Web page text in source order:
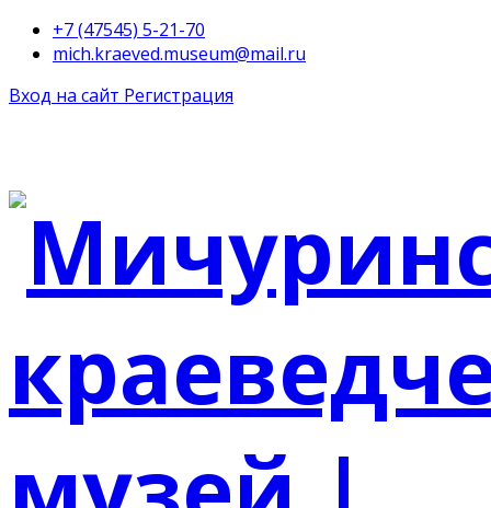
+7 (47545) 5-21-70
mich.kraeved.museum@mail.ru
Вход на сайт Регистрация